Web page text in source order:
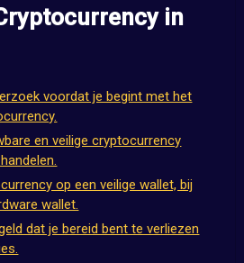
in
voordat je begint met het
en veilige cryptocurrency
op een veilige wallet, bij
wallet.
dat je bereid bent te verliezen